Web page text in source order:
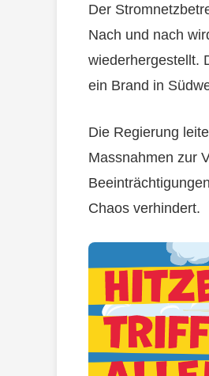
Der
Nach und nach
wiederhergestellt.
ein Brand in
Die Regierung
Massnahmen zur
Chaos verhindert.